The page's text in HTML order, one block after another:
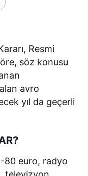
Resmi
söz konusu
avro
yıl da geçerli
80 euro, radyo